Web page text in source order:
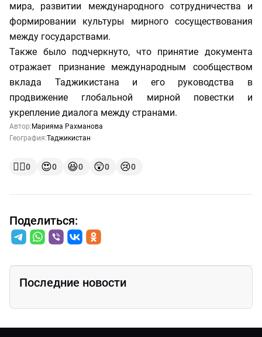
мира, развитии международного сотрудничества и
формировании культуры мирного сосуществования
между государствами.
Также было подчеркнуто, что принятие документа
отражает признание международным сообществом
вклада Таджикистана и его руководства в
продвижение глобальной мирной повестки и
укрепление диалога между странами.
Автор: Марияма Рахманова
География:Таджикистан
👍🏻0 😍0 😆0 😲0 😢0
Поделиться:
Последние новости